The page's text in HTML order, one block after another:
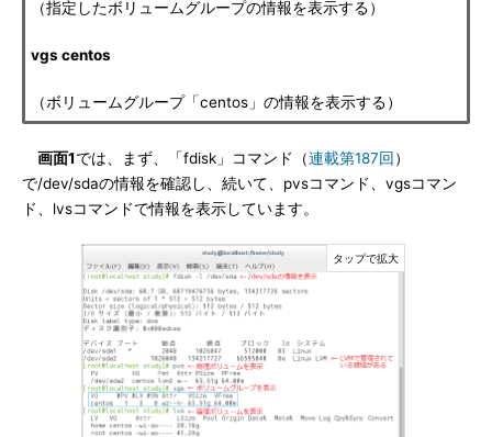
（指定したボリュームグループの情報を表示する）
vgs centos
（ボリュームグループ「centos」の情報を表示する）
画面1では、まず、「fdisk」コマンド（連載第187回 ）
で/dev/sdaの情報を確認し、続いて、pvsコマンド、vgsコマン
ド、lvsコマンドで情報を表示しています。